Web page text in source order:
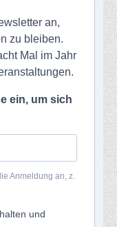
an,
zu bleiben.
Mal im Jahr
ein, um sich
Anmeldung an, z.
und